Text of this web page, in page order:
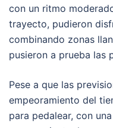
con un ritmo
trayecto, pudieron
combinando zonas
pusieron a prueba las
Pese a que las
empeoramiento del
para pedalear, con